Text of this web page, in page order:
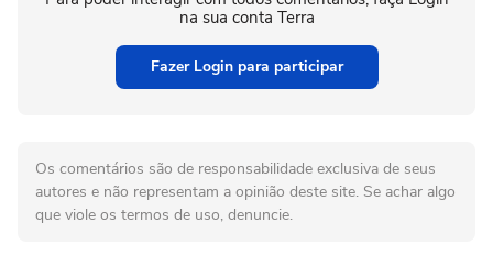
na sua conta Terra
Fazer Login para participar
Os comentários são de responsabilidade exclusiva de seus
autores e não representam a opinião deste site. Se achar algo
que viole os termos de uso, denuncie.